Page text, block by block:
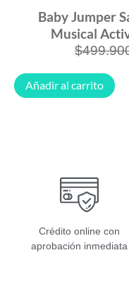
Baby Jumper
Musical
$
Añadir al carrito
Crédito online con
aprobación inmediata